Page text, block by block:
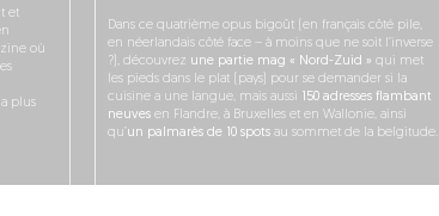
Dans ce quatrième opus bigoût (en français côté pile,
en néerlandais côté face – à moins que ne soit l’inverse
?), découvrez une partie mag « Nord-Zuid » qui met
les pieds dans le plat (pays) pour se demander si la
cuisine a une langue, mais aussi
150 adresses flambant
neuvesen Flandre, à Bruxelles et en Wallonie, ainsi
qu’ un palmarès de 10 spotsau sommet de la belgitude.
et
où
plus